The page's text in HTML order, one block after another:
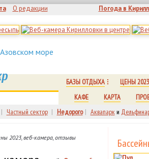
О редакции Погода в
море
БАЗЫ ОТДЫХА ЦЕНЫ 2023
КАФЕ
КАРТА
| Частный сектор | Недорого | Аквапарки
2023, веб-камера, отзывы